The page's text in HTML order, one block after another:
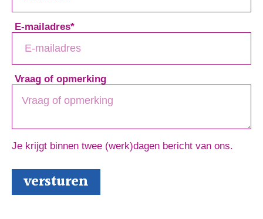
E-mailadres*
Vraag of opmerking
Je krijgt binnen twee (werk)dagen bericht van ons.